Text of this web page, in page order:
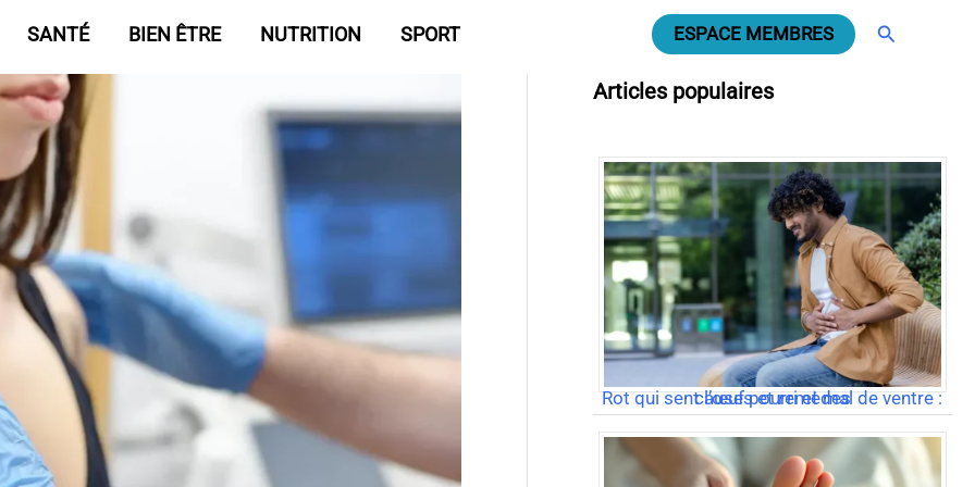
SANTÉ BIEN ÊTRE NUTRITION SPORT ESPACE MEMBRES Rechercher
Articles populaires
Rot qui sent l’œuf pourri et mal de ventre : causes et remèdes